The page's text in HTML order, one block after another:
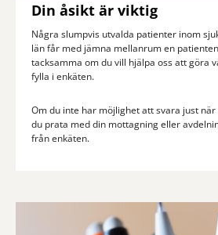
Din åsikt är viktig
Några slumpvis utvalda patienter inom
län får med jämna mellanrum en
tacksamma om du vill hjälpa oss att göra
fylla i enkäten.
Om du inte har möjlighet att svara just
du prata med din mottagning eller
från enkäten.